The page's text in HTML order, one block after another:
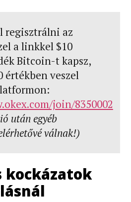
regisztrálni az
a linkkel $10
Bitcoin-t kapsz,
értékben veszel
join/8350002
után egyéb
válnak!)
kockázatok